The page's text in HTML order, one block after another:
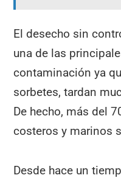
El desecho sin
una de las
contaminación ya
sorbetes, tardan
De hecho, más del
costeros y marinos
Desde hace un